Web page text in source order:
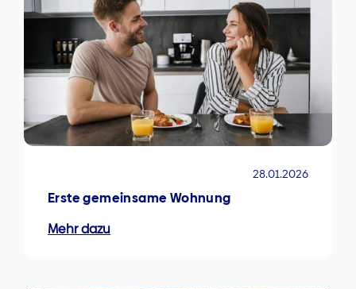
28.01.2026
Erste gemeinsame Wohnung
Mehr dazu